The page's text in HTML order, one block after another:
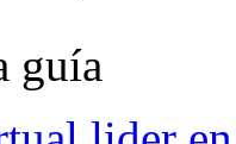
guía